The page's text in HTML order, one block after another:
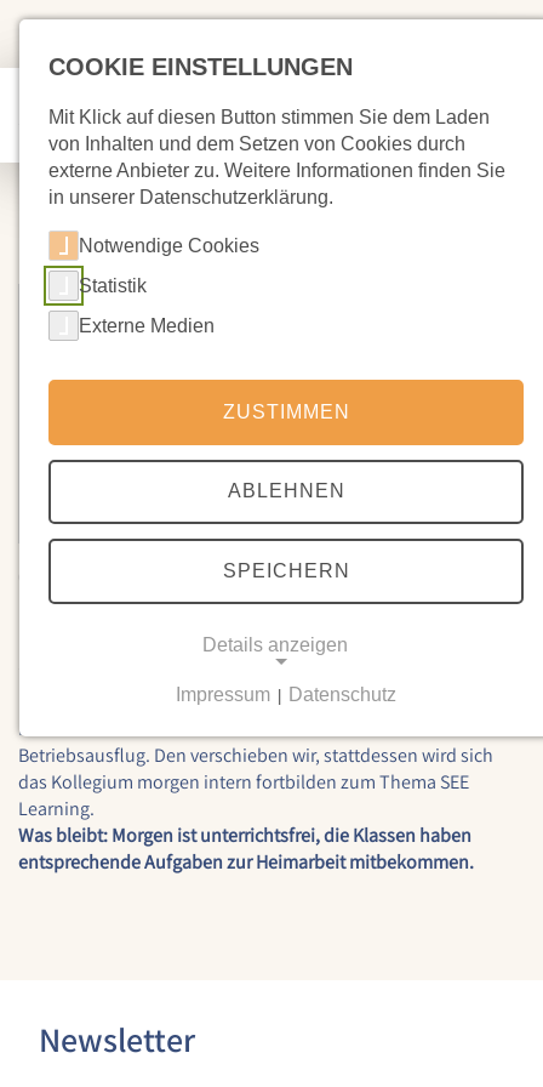
Morgen, 4. Oktober: Fortbildung
statt Betriebsausflug
Im Schulkalender stand noch für den 4. Oktober ein
Betriebsausflug. Den verschieben wir, stattdessen wird sich
das Kollegium morgen intern fortbilden zum Thema SEE
Learning.
Was bleibt: Morgen ist unterrichtsfrei, die Klassen haben
entsprechende Aufgaben zur Heimarbeit mitbekommen.
Newsletter
COOKIE EINSTELLUNGEN
Mit Klick auf diesen Button stimmen Sie dem Laden
von Inhalten und dem Setzen von Cookies durch
externe Anbieter zu. Weitere Informationen finden Sie
in unserer Datenschutzerklärung.
Notwendige Cookies
Statistik
Externe Medien
ZUSTIMMEN
ABLEHNEN
SPEICHERN
Details anzeigen
Notwendige Cookies ermöglichen grundlegende
Funktionen und sind für die einwandfreie Funktion
der Website erforderlich.
Einverständnis-Cookie
Einverständnis-Optionen des Benutzers
Impressum Datenschutz